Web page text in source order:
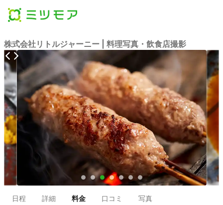
株式会社リトルジャーニー | 料理写真・飲食店撮影
● ● ● ● ● ● ●
日程 詳細 料金 口コミ 写真